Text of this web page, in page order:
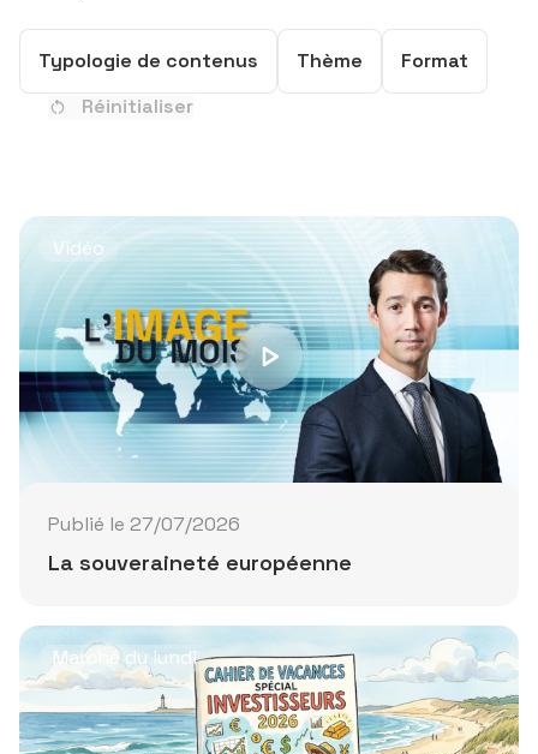
Typologie de contenus
Typologie de contenus
Thème
Thème
Format
Format
Réinitialiser
Vidéo
Publié le 27/07/2026
La souveraineté européenne
Marché du lundi